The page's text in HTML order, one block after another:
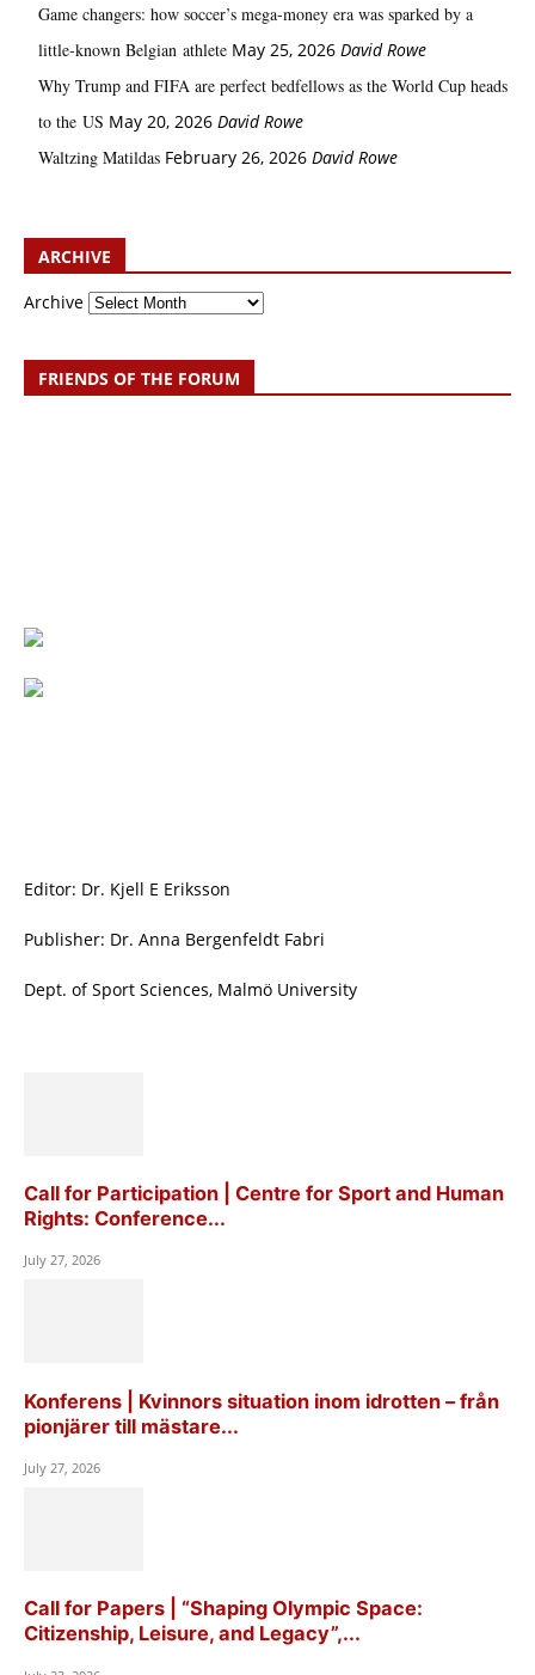
Game changers: how soccer’s mega‑money era was sparked by a
little‑known Belgian athlete May 25, 2026 David Rowe
Why Trump and FIFA are perfect bedfellows as the World Cup heads
to the US May 20, 2026 David Rowe
Waltzing Matildas February 26, 2026 David Rowe
ARCHIVE
Archive
FRIENDS OF THE FORUM
Editor: Dr. Kjell E Eriksson
Publisher: Dr. Anna Bergenfeldt Fabri
Dept. of Sport Sciences, Malmö University
Call for Participation | Centre for Sport and Human
Rights: Conference...
July 27, 2026
Konferens | Kvinnors situation inom idrotten – från
pionjärer till mästare...
July 27, 2026
Call for Papers | “Shaping Olympic Space:
Citizenship, Leisure, and Legacy”,...